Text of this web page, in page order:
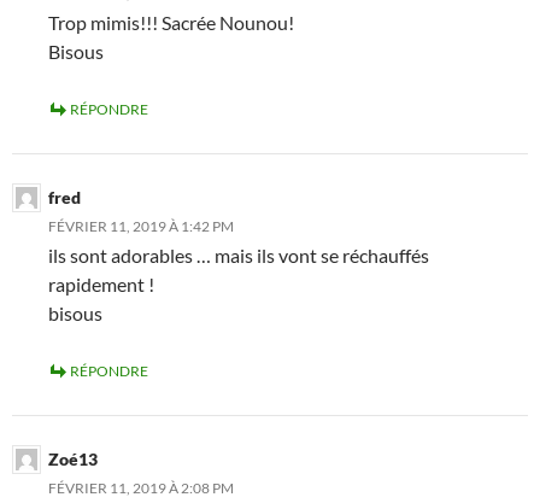
Trop mimis!!! Sacrée Nounou!
Bisous
RÉPONDRE
fred
FÉVRIER 11, 2019 À 1:42 PM
ils sont adorables … mais ils vont se réchauffés
rapidement !
bisous
RÉPONDRE
Zoé13
FÉVRIER 11, 2019 À 2:08 PM